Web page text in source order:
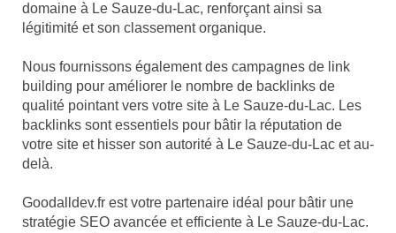
domaine à Le Sauze-du-Lac, renforçant ainsi sa
légitimité et son classement organique.
Nous fournissons également des campagnes de link
building pour améliorer le nombre de backlinks de
qualité pointant vers votre site à Le Sauze-du-Lac. Les
backlinks sont essentiels pour bâtir la réputation de
votre site et hisser son autorité à Le Sauze-du-Lac et au-
delà.
Goodalldev.fr est votre partenaire idéal pour bâtir une
stratégie SEO avancée et efficiente à Le Sauze-du-Lac.